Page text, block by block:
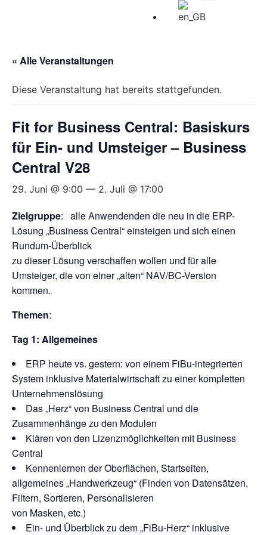
« Alle Veranstaltungen
Diese Veranstaltung hat bereits stattgefunden.
Fit for Business Central: Basiskurs
für Ein- und Umsteiger – Business
Central V28
29. Juni @ 9:00 — 2. Juli @ 17:00
Zielgruppe: alle Anwendenden die neu in die ERP-
Lösung „Business Central“ einsteigen und sich einen
Rundum-Überblick
zu dieser Lösung verschaffen wollen und für alle
Umsteiger, die von einer „alten“ NAV/BC-Version
kommen.
Themen:
Tag 1: Allgemeines
ERP heute vs. gestern: von einem FiBu-integrierten
System inklusive Materialwirtschaft zu einer kompletten
Unternehmenslösung
Das „Herz“ von Business Central und die
Zusammenhänge zu den Modulen
Klären von den Lizenzmöglichkeiten mit Business
Central
Kennenlernen der Oberflächen, Startseiten,
allgemeines „Handwerkzeug“ (Finden von Datensätzen,
Filtern, Sortieren, Personalisieren
von Masken, etc.)
Ein- und Überblick zu dem „FiBu-Herz“ inklusive